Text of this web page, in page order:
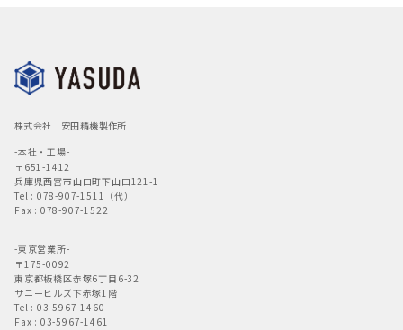
株式会社 安田精機製作所
-本社・工場-
〒651-1412
兵庫県西宮市山口町下山口121-1
Tel : 078-907-1511（代）
Fax : 078-907-1522
-東京営業所-
〒175-0092
東京都板橋区赤塚6丁目6-32
サニーヒルズ下赤塚1階
Tel : 03-5967-1460
Fax : 03-5967-1461